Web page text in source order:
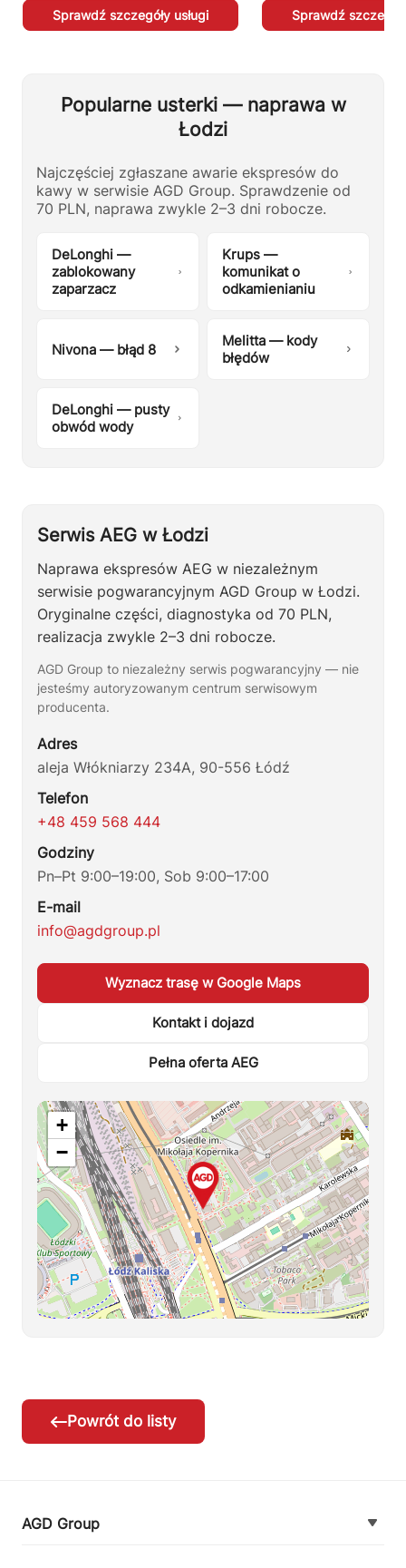
Sprawdź szczegóły usługi Sprawdź
Popularne usterki — naprawa w
Łodzi
Najczęściej zgłaszane awarie ekspresów do
kawy w serwisie AGD Group. Sprawdzenie od
70 PLN, naprawa zwykle 2–3 dni robocze.
DeLonghi —
zablokowany
zaparzacz
Krups —
komunikat o
odkamienianiu
Nivona — błąd 8
Melitta — kody
błędów
DeLonghi — pusty
obwód wody
Serwis AEG w Łodzi
Naprawa ekspresów AEG w niezależnym
serwisie pogwarancyjnym AGD Group w Łodzi.
Oryginalne części, diagnostyka od 70 PLN,
realizacja zwykle 2–3 dni robocze.
AGD Group to niezależny serwis pogwarancyjny — nie
jesteśmy autoryzowanym centrum serwisowym
producenta.
Adres
aleja Włókniarzy 234A, 90-556 Łódź
Telefon
+48 459 568 444
Godziny
Pn–Pt 9:00–19:00, Sob 9:00–17:00
E-mail
info@agdgroup.pl
Wyznacz trasę w Google Maps
Kontakt i dojazd
Pełna oferta AEG
+
−
Powrót do listy
AGD Group